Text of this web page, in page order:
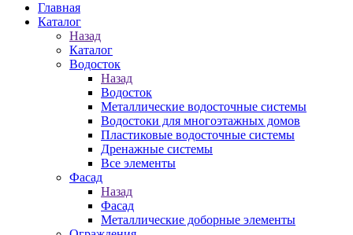
Главная
Каталог
Назад
Каталог
Водосток
Назад
Водосток
Металлические водосточные системы
Водостоки для многоэтажных домов
Пластиковые водосточные системы
Дренажные системы
Все элементы
Фасад
Назад
Фасад
Металлические доборные элементы